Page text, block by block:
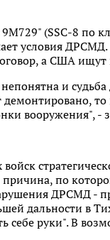
(SSC-8 по
условия
а США
и судьба
вооружения", -
причина, по
ДРСМД -
дальности в
себе руки". В